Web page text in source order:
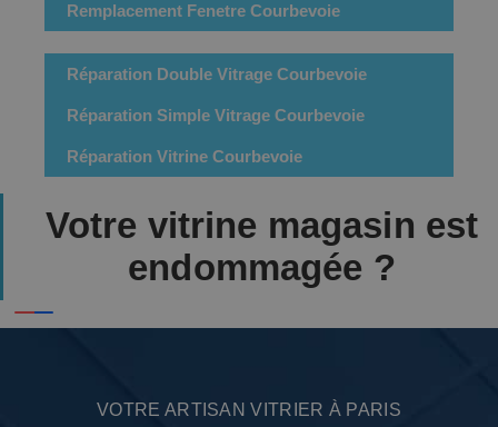
Remplacement Fenetre Courbevoie
Réparation Double Vitrage Courbevoie
Réparation Simple Vitrage Courbevoie
Réparation Vitrine Courbevoie
Votre vitrine magasin est
endommagée ?
VOTRE ARTISAN VITRIER À PARIS